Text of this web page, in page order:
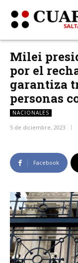
Milei
por el
garantiza
personas
NACIONALES
5 de diciembre, 2023
Facebook